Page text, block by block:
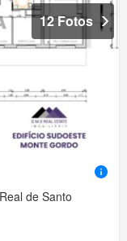
12 Fotos
de Santo